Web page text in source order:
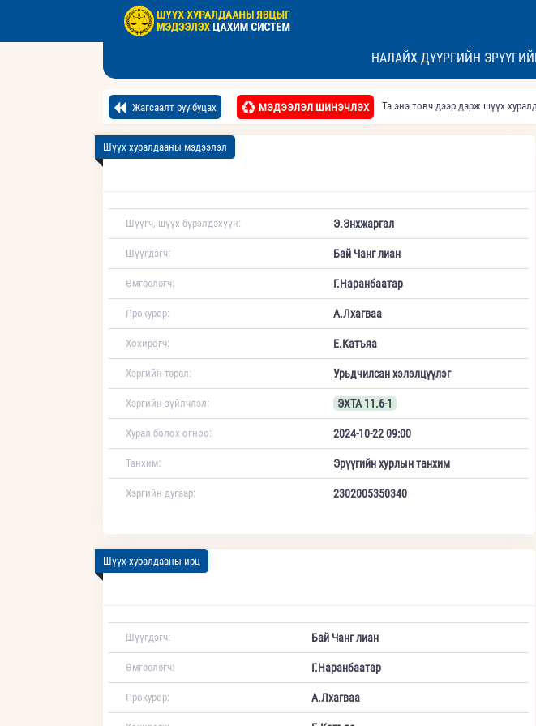
НАЛАЙХ ДҮҮРГИЙН
Жагсаалт руу буцах МЭДЭЭЛЭЛ ШИНЭЧЛЭХ Та энэ товч дээр дарж шүүх
Шүүх хуралдааны мэдээлэл
Шүүгч, шүүх бүрэлдэхүүн: Э.Энхжаргал
Шүүгдэгч: Бай Чанг лиан
Өмгөөлөгч: Г.Наранбаатар
Прокурор: А.Лхагваа
Хохирогч: Е.Катъяа
Хэргийн төрөл: Урьдчилсан хэлэлцүүлэг
Хэргийн зүйлчлэл: ЭХТА 11.6-1
Хурал болох огноо: 2024-10-22 09:00
Танхим: Эрүүгийн хурлын танхим
Хэргийн дугаар: 2302005350340
Шүүх хуралдааны ирц
Шүүгдэгч: Бай Чанг лиан
Өмгөөлөгч: Г.Наранбаатар
Прокурор: А.Лхагваа